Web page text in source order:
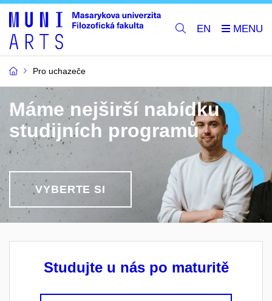
EN
Pro uchazeče
Máme nejširší nabídku
studijních programů
VYBERTE SI
Studujte u nás po maturitě